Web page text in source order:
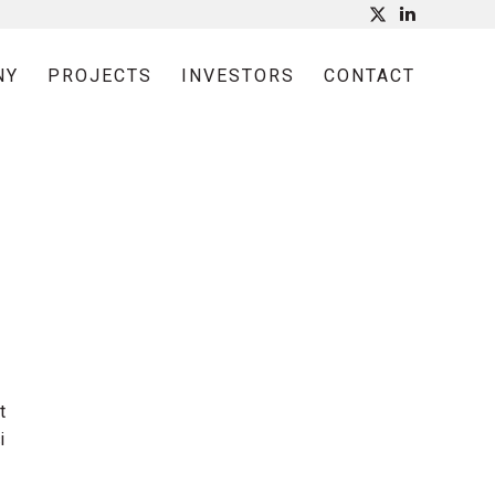
PROJECTS INVESTORS CONTACT